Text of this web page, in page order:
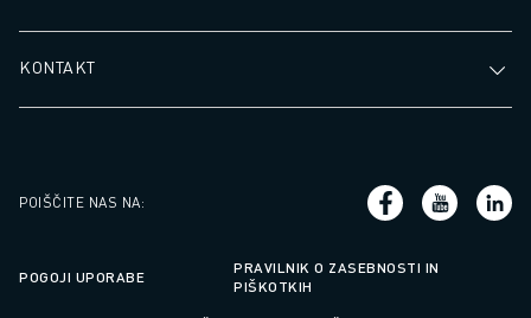
KONTAKT
POIŠČITE NAS NA:
POGOJI UPORABE
PRAVILNIK O ZASEBNOSTI IN
PIŠKOTKIH